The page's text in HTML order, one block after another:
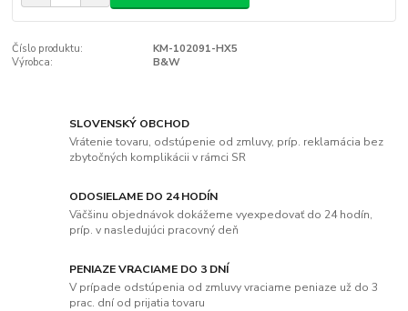
Číslo produktu:
KM-102091-HX5
Výrobca:
B&W
SLOVENSKÝ OBCHOD
Vrátenie tovaru, odstúpenie od zmluvy, príp. reklamácia bez
zbytočných komplikácii v rámci SR
ODOSIELAME DO 24 HODÍN
Väčšinu objednávok dokážeme vyexpedovať do 24 hodín,
príp. v nasledujúci pracovný deň
PENIAZE VRACIAME DO 3 DNÍ
V prípade odstúpenia od zmluvy vraciame peniaze už do 3
prac. dní od prijatia tovaru